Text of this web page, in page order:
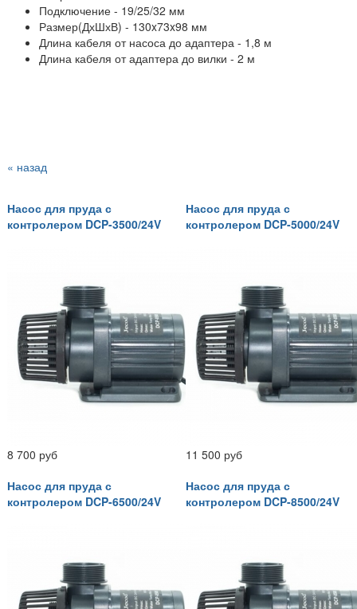
Подключение - 19/25/32 мм
Размер(ДхШхВ) - 130x73x98 мм
Длина кабеля от насоса до адаптера - 1,8 м
Длина кабеля от адаптера до вилки - 2 м
« назад
Насос для пруда с
контролером DCP-3500/24V
8 700 руб
Насос для пруда с
контролером DCP-5000/24V
11 500 руб
Насос для пруда с
контролером DCP-6500/24V
Насос для пруда с
контролером DCP-8500/24V